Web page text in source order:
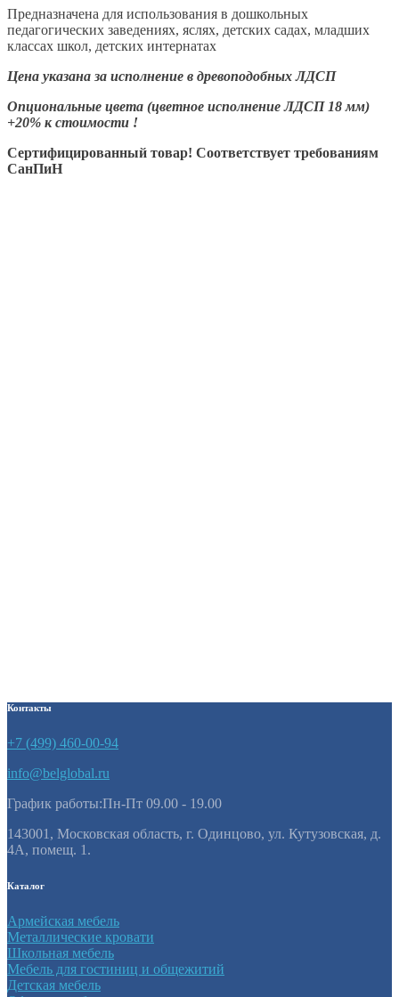
Предназначена для использования в дошкольных
педагогических заведениях, яслях, детских садах, младших
классах школ, детских интернатах
Цена указана за исполнение в древоподобных ЛДСП
Опциональные цвета (цветное исполнение ЛДСП 18 мм)
+20% к стоимости !
Сертифицированный товар! Соответствует требованиям
СанПиН
Контакты
+7 (499) 460-00-94
info@belglobal.ru
График работы:Пн-Пт 09.00 - 19.00
143001, Московская область, г. Одинцово, ул. Кутузовская, д.
4А, помещ. 1.
Каталог
Армейская мебель
Металлические кровати
Школьная мебель
Мебель для гостиниц и общежитий
Детская мебель